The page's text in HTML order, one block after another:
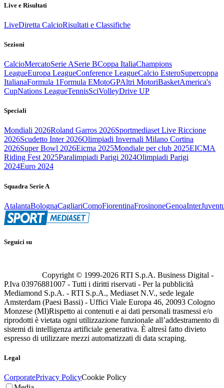
Live e Risultati
LiveDiretta CalcioRisultati e Classifiche
Sezioni
CalcioMercatoSerie ASerie BCoppa ItaliaChampions
LeagueEuropa LeagueConference LeagueCalcio EsteroSupercoppa
ItalianaFormula 1Formula EMotoGPAltri MotoriBasketAmerica's
CupNations LeagueTennisSciVolleyDrive UP
Speciali
Mondiali 2026Roland Garros 2026Sportmediaset Live Riccione
2026Scudetto Inter 2026Olimpiadi Invernali Milano Cortina
2026Super Bowl 2026Eicma 2025Mondiale per club 2025EICMA
Riding Fest 2025Paralimpiadi Parigi 2024Olimpiadi Parigi
2024Euro 2024
Squadra Serie A
AtalantaBolognaCagliariComoFiorentinaFrosinoneGenoaInter
Seguici su
Copyright © 1999-2026 RTI S.p.A. Business Digital -
P.Iva 03976881007 - Tutti i diritti riservati - Per la pubblicità
Mediamond S.p.A. - RTI S.p.A., Mediaset N.V., sede legale
Amsterdam (Paesi Bassi) - Uffici Viale Europa 46, 20093 Cologno
Monzese (MI)Rispetto ai contenuti e ai dati personali trasmessi e/o
riprodotti è vietata ogni utilizzazione funzionale all’addestramento di
sistemi di intelligenza artificiale generativa. È altresì fatto divieto
espresso di utilizzare mezzi automatizzati di data scraping.
Legal
CorporatePrivacy PolicyCookie Policy